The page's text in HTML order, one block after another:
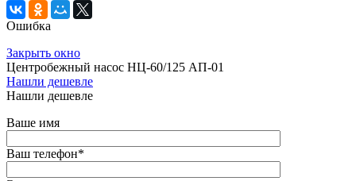
Ошибка
Закрыть окно
Центробежный насос НЦ-60/125 АП-01
Нашли дешевле
Нашли дешевле
Ваше имя
Ваш телефон*